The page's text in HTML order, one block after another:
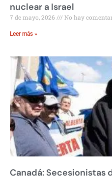
nuclear a Israel
7 de mayo, 2026 No hay
Leer más »
Canadá: Secesionistas